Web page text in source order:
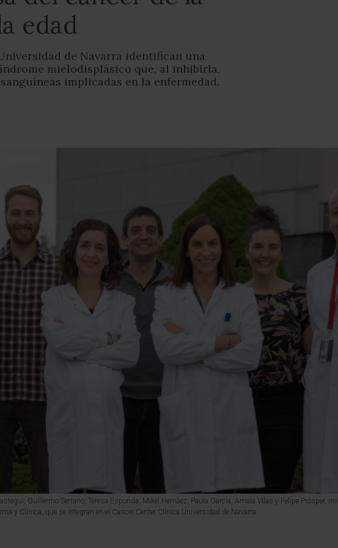
edad
de Navarra identifican una
mielodisplásico que, al inhibirla,
implicadas en la enfermedad.
Guillermo Serrano, Teresa Esponda, Mikel Hernáez, Paula García, Amaia Vilas y Felipe Prósper,
y Clínica, que se integran en el Cancer Center Clínica Universidad de Navarra.